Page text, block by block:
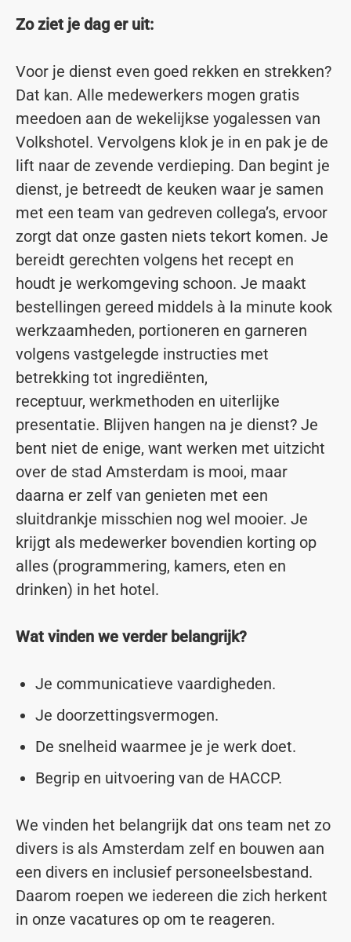
Zo ziet je dag er uit:
Voor je dienst even goed rekken en strekken?
Dat kan. Alle medewerkers mogen gratis
meedoen aan de wekelijkse yogalessen van
Volkshotel. Vervolgens klok je in en pak je de
lift naar de zevende verdieping. Dan begint je
dienst, je betreedt de keuken waar je samen
met een team van gedreven collega’s, ervoor
zorgt dat onze gasten niets tekort komen. Je
bereidt gerechten volgens het recept en
houdt je werkomgeving schoon. Je maakt
bestellingen gereed middels à la minute kook
werkzaamheden, portioneren en garneren
volgens vastgelegde instructies met
betrekking tot ingrediënten,
receptuur, werkmethoden en uiterlijke
presentatie. Blijven hangen na je dienst? Je
bent niet de enige, want werken met uitzicht
over de stad Amsterdam is mooi, maar
daarna er zelf van genieten met een
sluitdrankje misschien nog wel mooier. Je
krijgt als medewerker bovendien korting op
alles (programmering, kamers, eten en
drinken) in het hotel.
Wat vinden we verder belangrijk?
Je communicatieve vaardigheden.
Je doorzettingsvermogen.
De snelheid waarmee je je werk doet.
Begrip en uitvoering van de HACCP.
We vinden het belangrijk dat ons team net zo
divers is als Amsterdam zelf en bouwen aan
een divers en inclusief personeelsbestand.
Daarom roepen we iedereen die zich herkent
in onze vacatures op om te reageren.